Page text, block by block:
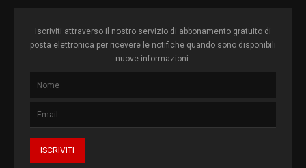
Iscriviti attraverso il nostro servizio di abbonamento gratuito di
posta elettronica per ricevere le notifiche quando sono disponibili
nuove informazioni.